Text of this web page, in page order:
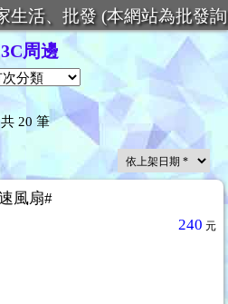
生活、批發 (本網站為批發詢
售服務)
3C周邊
共 20 筆
風扇#
240 元